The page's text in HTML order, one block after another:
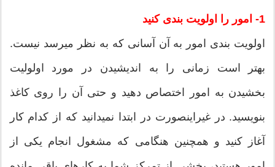
1- امور را اولویت بندی کنید
اولویت بندی امور به آن آسانی که به نظر می‏رسد نیست.
بهتر است زمانی را به اندیشیدن در مورد اولولیت
بخشیدن به امور اختصاص دهید و حتی آن را روی کاغذ
بنویسید. در غیراینصورت در ابتدا نمی‏دانید که از کدام کار
آغاز کنید و همچنین هنگامی که مشغول انجام یکی از